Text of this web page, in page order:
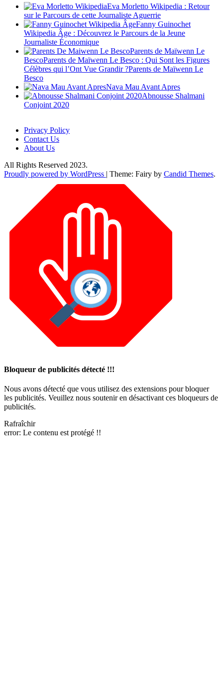
Eva Morletto Wikipedia : Retour
sur le Parcours de cette Journaliste Aguerrie
Fanny Guinochet
Wikipedia Âge : Découvrez le Parcours de la Jeune
Journaliste Économique
Parents de Maïwenn Le
BescoParents de Maïwenn Le Besco : Qui Sont les Figures
Célèbres qui l’Ont Vue Grandir ?Parents de Maïwenn Le
Besco
Nava Mau Avant Apres
Abnousse Shalmani
Conjoint 2020
Privacy Policy
Contact Us
About Us
All Rights Reserved 2023.
Proudly powered by WordPress | Theme: Fairy by Candid Themes.
Bloqueur de publicités détecté !!!
Nous avons détecté que vous utilisez des extensions pour bloquer
les publicités. Veuillez nous soutenir en désactivant ces bloqueurs de
publicités.
Rafraîchir
error: Le contenu est protégé !!